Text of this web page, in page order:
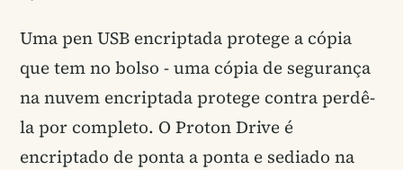
Uma pen USB encriptada protege a cópia
que tem no bolso - uma cópia de segurança
na nuvem encriptada protege contra perdê-
la por completo. O Proton Drive é
encriptado de ponta a ponta e sediado na